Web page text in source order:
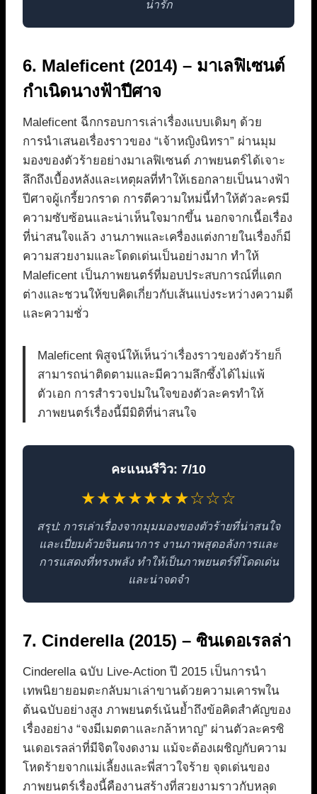
น่ารัก
6. Maleficent (2014) – มาเลฟิเซนต์
กำเนิดนางฟ้าปีศาจ
Maleficent ฉีกกรอบการเล่าเรื่องแบบเดิมๆ ด้วย
การนำเสนอเรื่องราวของ “เจ้าหญิงนิทรา” ผ่านมุม
มองของตัวร้ายอย่างมาเลฟิเซนต์ ภาพยนตร์ได้เจาะ
ลึกถึงเบื้องหลังและเหตุผลที่ทำให้เธอกลายเป็นนางฟ้า
ปีศาจผู้เกรี้ยวกราด การตีความใหม่นี้ทำให้ตัวละครมี
ความซับซ้อนและน่าเห็นใจมากขึ้น นอกจากเนื้อเรื่อง
ที่น่าสนใจแล้ว งานภาพและเครื่องแต่งกายในเรื่องก็มี
ความสวยงามและโดดเด่นเป็นอย่างมาก ทำให้
Maleficent เป็นภาพยนตร์ที่มอบประสบการณ์ที่แตก
ต่างและชวนให้ขบคิดเกี่ยวกับเส้นแบ่งระหว่างความดี
และความชั่ว
Maleficent พิสูจน์ให้เห็นว่าเรื่องราวของตัวร้ายก็
สามารถน่าติดตามและมีความลึกซึ้งได้ไม่แพ้
ตัวเอก การสำรวจปมในใจของตัวละครทำให้
ภาพยนตร์เรื่องนี้มีมิติที่น่าสนใจ
คะแนนรีวิว: 7/10
★★★★★★★☆☆☆
สรุป: การเล่าเรื่องจากมุมมองของตัวร้ายที่น่าสนใจ
และเปี่ยมด้วยจินตนาการ งานภาพสุดอลังการและ
การแสดงที่ทรงพลัง ทำให้เป็นภาพยนตร์ที่โดดเด่น
และน่าจดจำ
7. Cinderella (2015) – ซินเดอเรลล่า
Cinderella ฉบับ Live-Action ปี 2015 เป็นการนำ
เทพนิยายอมตะกลับมาเล่าขานด้วยความเคารพใน
ต้นฉบับอย่างสูง ภาพยนตร์เน้นย้ำถึงข้อคิดสำคัญของ
เรื่องอย่าง “จงมีเมตตาและกล้าหาญ” ผ่านตัวละครซิ
นเดอเรลล่าที่มีจิตใจงดงาม แม้จะต้องเผชิญกับความ
โหดร้ายจากแม่เลี้ยงและพี่สาวใจร้าย จุดเด่นของ
ภาพยนตร์เรื่องนี้คืองานสร้างที่สวยงามราวกับหลุด